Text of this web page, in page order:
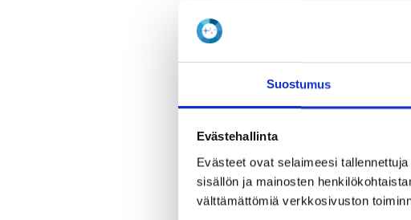
Suostumus
Evästehallinta
Evästeet ovat selaimeesi
sisällön ja mainosten
välttämättömiä verkkosivuston
Th 4.6.2026 at 12:00 - We 30.9.2026 at
posti@melojat.net
Anni Hämäläinen
Jani Hoikkala
Krista Niskakari